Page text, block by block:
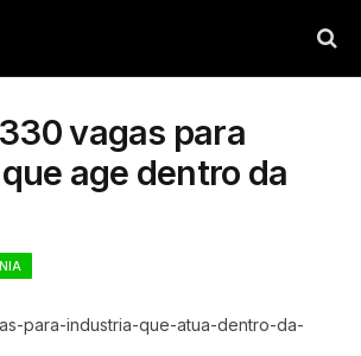
vagas para
age dentro da